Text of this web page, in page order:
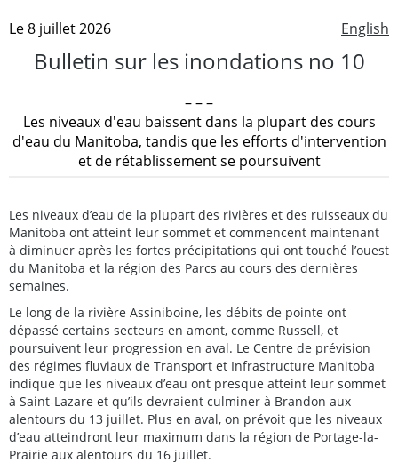
English
Le 8 juillet 2026
Bulletin sur les inondations no 10
– – –
Les niveaux d'eau baissent dans la plupart des cours
d'eau du Manitoba, tandis que les efforts d'intervention
et de rétablissement se poursuivent
Les niveaux d’eau de la plupart des rivières et des ruisseaux du
Manitoba ont atteint leur sommet et commencent maintenant
à diminuer après les fortes précipitations qui ont touché l’ouest
du Manitoba et la région des Parcs au cours des dernières
semaines.
Le long de la rivière Assiniboine, les débits de pointe ont
dépassé certains secteurs en amont, comme Russell, et
poursuivent leur progression en aval. Le Centre de prévision
des régimes fluviaux de Transport et Infrastructure Manitoba
indique que les niveaux d’eau ont presque atteint leur sommet
à Saint-Lazare et qu’ils devraient culminer à Brandon aux
alentours du 13 juillet. Plus en aval, on prévoit que les niveaux
d’eau atteindront leur maximum dans la région de Portage-la-
Prairie aux alentours du 16 juillet.